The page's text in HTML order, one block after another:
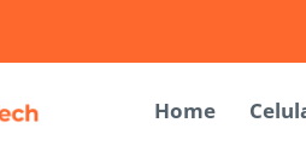
Home